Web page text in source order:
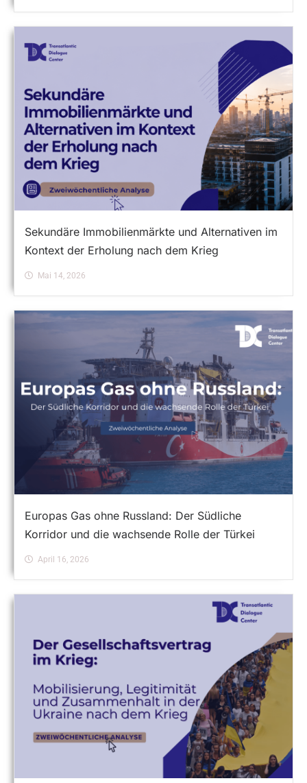
Sekundäre Immobilienmärkte und Alternativen im
Kontext der Erholung nach dem Krieg
Mai 14, 2026
Europas Gas ohne Russland: Der Südliche
Korridor und die wachsende Rolle der Türkei
April 16, 2026